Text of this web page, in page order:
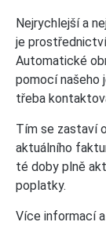
Nejrychlejší a
je
Automatické
pomocí našeho
třeba
Tím se zastaví
aktuálního
té doby plně
poplatky.
Více informací